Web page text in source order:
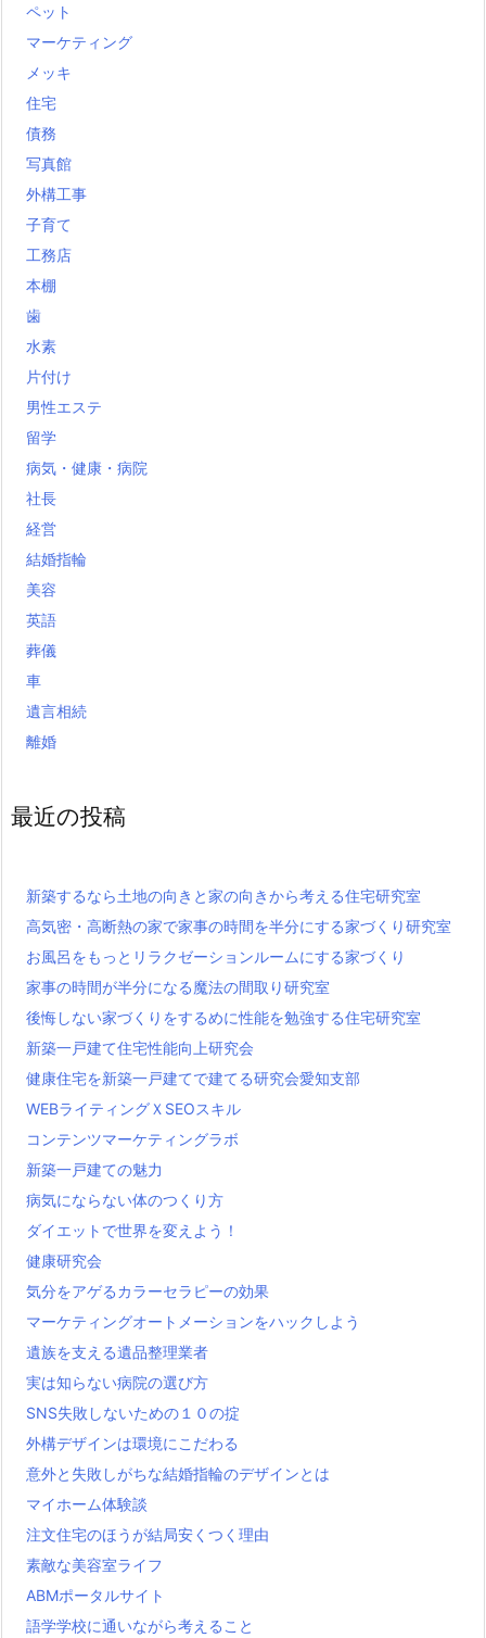
ペット
マーケティング
メッキ
住宅
債務
写真館
外構工事
子育て
工務店
本棚
歯
水素
片付け
男性エステ
留学
病気・健康・病院
社長
経営
結婚指輪
美容
英語
葬儀
車
遺言相続
離婚
最近の投稿
新築するなら土地の向きと家の向きから考える住宅研究室
高気密・高断熱の家で家事の時間を半分にする家づくり研究室
お風呂をもっとリラクゼーションルームにする家づくり
家事の時間が半分になる魔法の間取り研究室
後悔しない家づくりをするめに性能を勉強する住宅研究室
新築一戸建て住宅性能向上研究会
健康住宅を新築一戸建てで建てる研究会愛知支部
WEBライティングＸSEOスキル
コンテンツマーケティングラボ
新築一戸建ての魅力
病気にならない体のつくり方
ダイエットで世界を変えよう！
健康研究会
気分をアゲるカラーセラピーの効果
マーケティングオートメーションをハックしよう
遺族を支える遺品整理業者
実は知らない病院の選び方
SNS失敗しないための１０の掟
外構デザインは環境にこだわる
意外と失敗しがちな結婚指輪のデザインとは
マイホーム体験談
注文住宅のほうが結局安くつく理由
素敵な美容室ライフ
ABMポータルサイト
語学学校に通いながら考えること